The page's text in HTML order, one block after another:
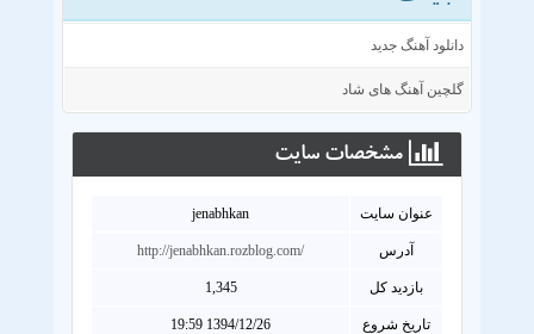
دانلود آهنگ جدید
گلچین آهنگ های شاد
مشخصات سايت
عنوان سايت jenabhkan
آدرس http://jenabhkan.rozblog.com/
بازدید کل 1,345
تاریخ شروع 1394/12/26 19:59